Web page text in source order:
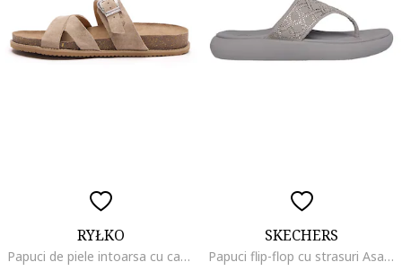
RYŁKO
Papuci de piele intoarsa cu catarama Grace, Maro taupe
SKECHERS
Papuci flip-flop cu strasuri Asana Luxe, Maro taupe deschis